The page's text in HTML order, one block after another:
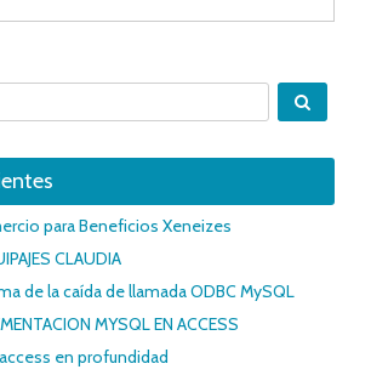
para Beneficios Xeneizes
CLAUDIA
de la caída de llamada ODBC MySQL
MYSQL EN ACCESS
en profundidad